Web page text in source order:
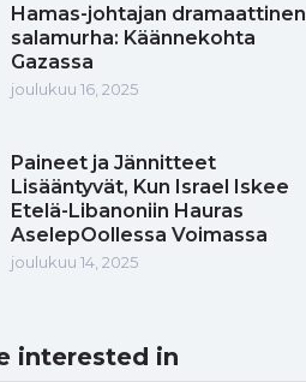
Hamas-johtajan dramaattinen
salamurha: Käännekohta
Gazassa
joulukuu 16, 2025
Paineet ja Jännitteet
Lisääntyvät, Kun Israel Iskee
Etelä-Libanoniin Hauras
AselepOollessa Voimassa
joulukuu 14, 2025
interested in